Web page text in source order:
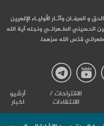
و العرفـان وآثـار الأوليـاء الإلهيين
الحسيني الطـهرانـي ونجله آية الله
قدّس الله سرّهما.
صفحة
الاقتراحات /
الانتقادات
آرشیو
اخبار